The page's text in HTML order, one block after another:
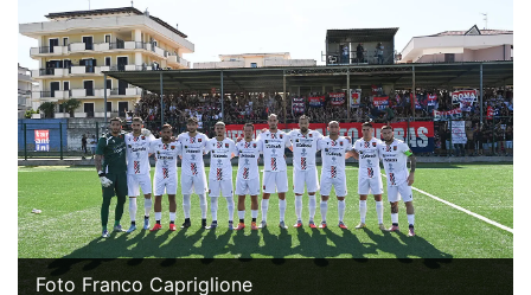
Foto Franco Capriglione